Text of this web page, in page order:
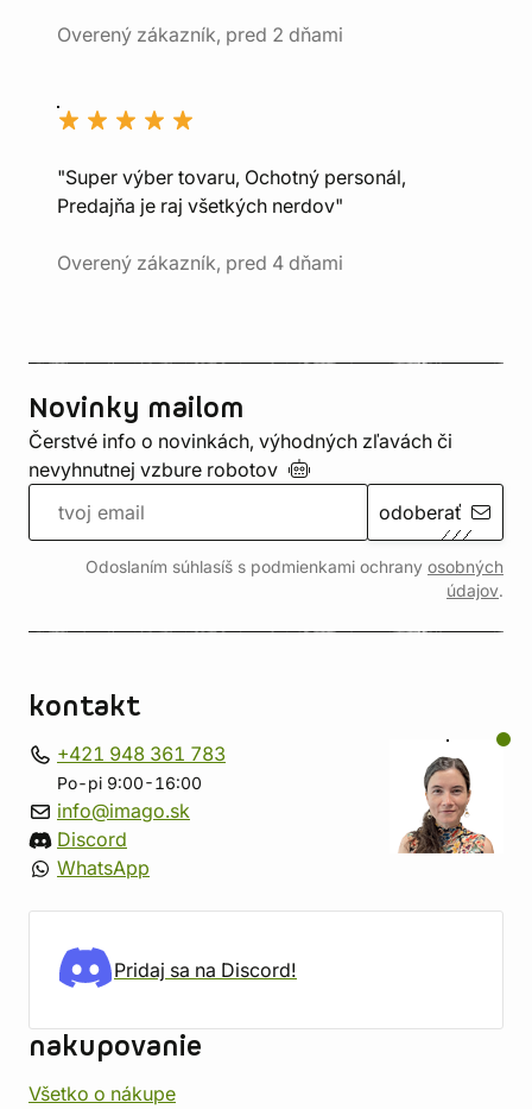
Overený zákazník, pred 2 dňami
"Super výber tovaru, Ochotný personál,
Predajňa je raj všetkých nerdov"
Overený zákazník, pred 4 dňami
Novinky mailom
Čerstvé info o novinkách, výhodných zľavách či
nevyhnutnej vzbure robotov
odoberať
Odoslaním súhlasíš s podmienkami ochrany osobných
údajov.
kontakt
+421 948 361 783
Po-pi 9:00-16:00
info@imago.sk
Discord
WhatsApp
Pridaj sa na Discord!
nakupovanie
Všetko o nákupe